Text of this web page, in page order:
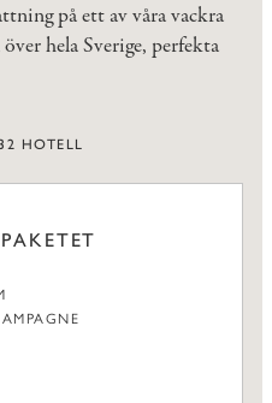
på ett av våra vackra
hela Sverige, perfekta
HOTELL